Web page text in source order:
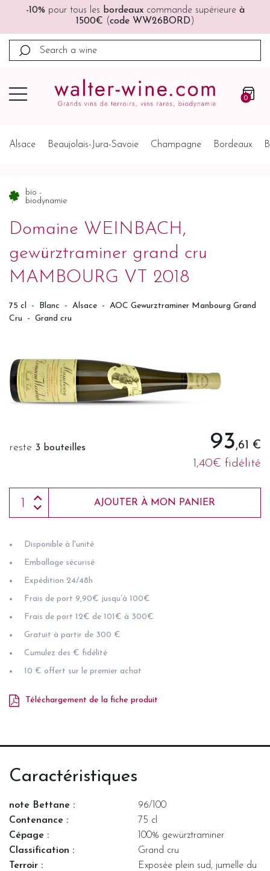
supérieureà
🚚🚚Port offertà partir de
0
Alsace Beaujolais-Jura-Savoie Champagne Bordeaux
bio -
biodynamie
Domaine WEINBACH,
gewürztraminer grand cru
MAMBOURG VT 2018
75 cl - Blanc - Alsace - AOC Gewurztraminer Manbourg Grand
Cru
- Grand cru
reste 3 bouteilles 93,61 €
1,40€ fidélité
AJOUTER À MON PANIER
Disponible à l'unité
Emballage sécurisé
Expédition 24/48h
Frais de port 9,90€ jusqu’à 100€
Frais de port 12€ de 101€ à 300€
Gratuit à partir de 300 €
Cumulez des € fidélité
10 € offert sur le premier achat
Téléchargement de la fiche produit
Caractéristiques
note Bettane :
96/100
Contenance :
75 cl
Cépage :
100% gewürztraminer
Classification :
Grand cru
Terroir :
Exposée plein sud, jumelle du